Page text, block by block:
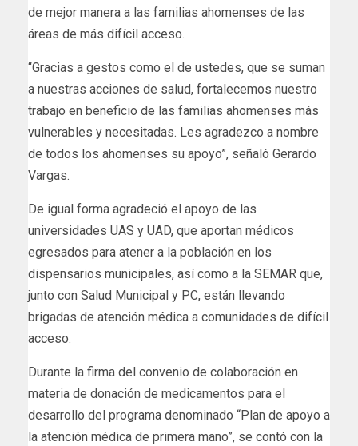
de mejor manera a las familias ahomenses de las
áreas de más difícil acceso.
“Gracias a gestos como el de ustedes, que se suman
a nuestras acciones de salud, fortalecemos nuestro
trabajo en beneficio de las familias ahomenses más
vulnerables y necesitadas. Les agradezco a nombre
de todos los ahomenses su apoyo”, señaló Gerardo
Vargas.
De igual forma agradeció el apoyo de las
universidades UAS y UAD, que aportan médicos
egresados para atener a la población en los
dispensarios municipales, así como a la SEMAR que,
junto con Salud Municipal y PC, están llevando
brigadas de atención médica a comunidades de difícil
acceso.
Durante la firma del convenio de colaboración en
materia de donación de medicamentos para el
desarrollo del programa denominado “Plan de apoyo a
la atención médica de primera mano”, se contó con la